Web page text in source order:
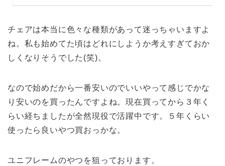
チェアは本当に色々な種類があって迷っちゃいますよ
ね。私も始めてた頃はどれにしようか考えすぎておか
しくなりそうでした(笑)。
なので始めだから一番安いのでいいやって感じでかな
り安いのを買ったんですよね。現在買ってから３年く
らい経ちましたが全然現役で活躍中です。５年くらい
使ったら良いやつ買おっかな。
ユニフレームのやつを狙っております。